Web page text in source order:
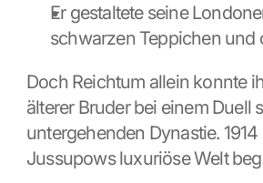
Er gestaltete seine
schwarzen Teppichen
Doch Reichtum allein konnte
älterer Bruder bei einem Duell
untergehenden Dynastie.
Jussupows luxuriöse Welt
u
a
r
e
e
t
o
t